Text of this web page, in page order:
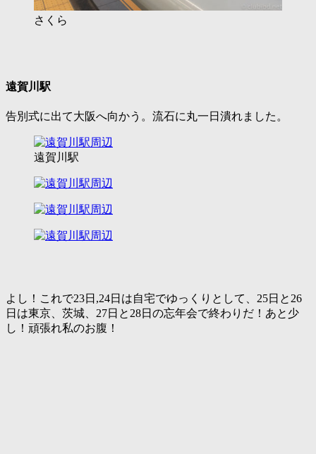
さくら
遠賀川駅
告別式に出て大阪へ向かう。流石に丸一日潰れました。
遠賀川駅
よし！これで23日,24日は自宅でゆっくりとして、25日と26
日は東京、茨城、27日と28日の忘年会で終わりだ！あと少
し！頑張れ私のお腹！